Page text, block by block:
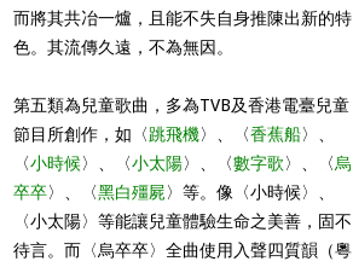
而將其共冶一爐，且能不失自身推陳出新的特
色。其流傳久遠，不為無因。
第五類為兒童歌曲，多為TVB及香港電臺兒童
節目所創作，如〈跳飛機〉、〈香蕉船〉、
〈小時候〉、〈小太陽〉、〈數字歌〉、〈烏
卒卒〉、〈黑白殭屍〉等。像〈小時候〉、
〈小太陽〉等能讓兒童體驗生命之美善，固不
待言。而〈烏卒卒〉全曲使用入聲四質韻（粵